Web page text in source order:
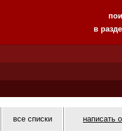
в
все списки написать